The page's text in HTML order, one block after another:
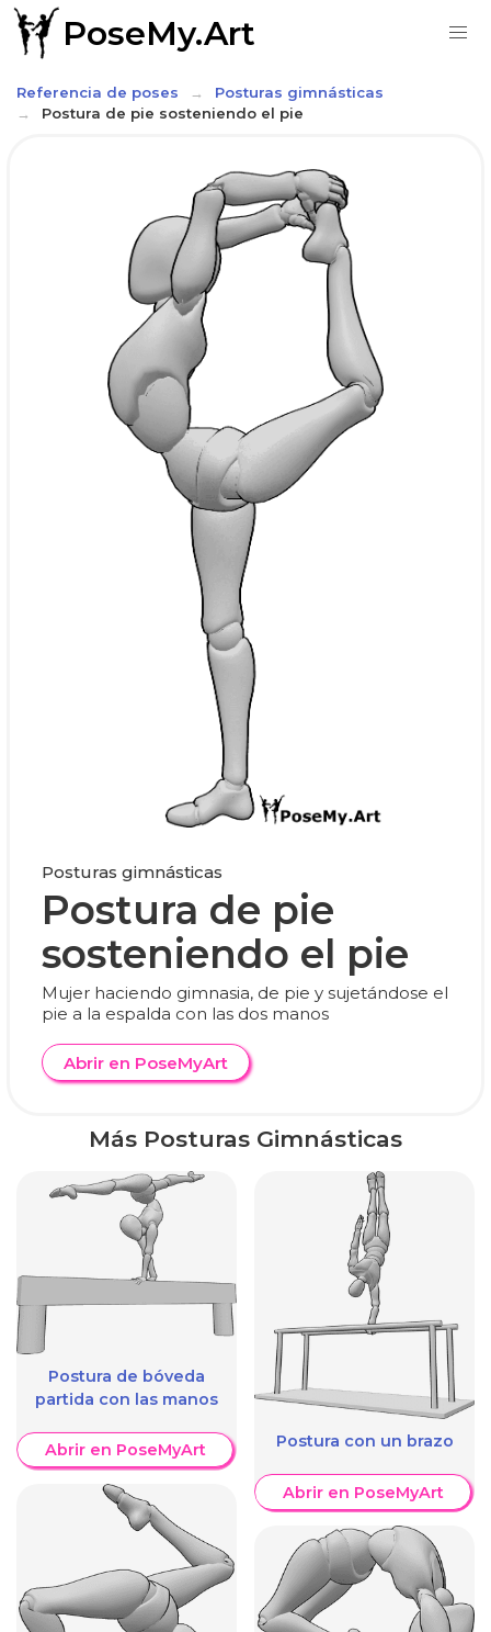
PoseMy.Art
Referencia de poses
Posturas gimnásticas
Postura de pie sosteniendo el pie
Posturas gimnásticas
Postura de pie
sosteniendo el pie
Mujer haciendo gimnasia, de pie y sujetándose el
pie a la espalda con las dos manos
Abrir en PoseMyArt
Más Posturas Gimnásticas
Postura de bóveda
partida con las manos
Abrir en PoseMyArt Postura con un brazo
Abrir en PoseMyArt